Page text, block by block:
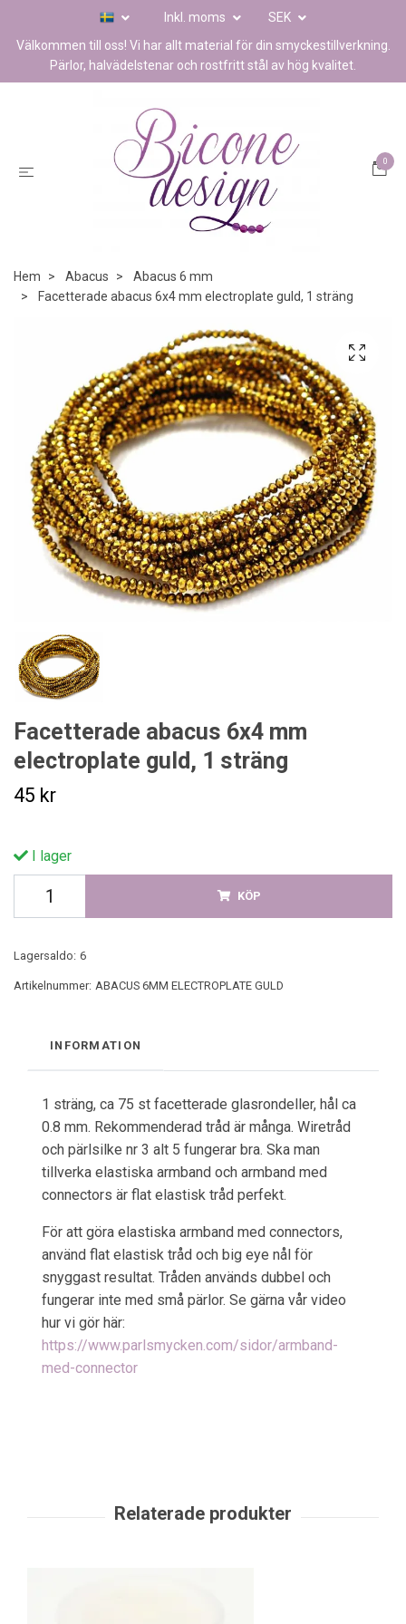
Inkl. moms
SEK
Välkommen till oss! Vi har allt material för din smyckestillverkning.
Pärlor, halvädelstenar och rostfritt stål av hög kvalitet.
0
Hem Abacus
Abacus 6 mm
Facetterade abacus 6x4 mm electroplate guld, 1 sträng
Facetterade abacus 6x4 mm
electroplate guld, 1 sträng
45 kr
I lager
KÖP
Lagersaldo: 6
Artikelnummer: ABACUS 6MM ELECTROPLATE GULD
INFORMATION
1 sträng, ca 75 st facetterade glasrondeller, hål ca
0.8 mm. Rekommenderad tråd är många. Wiretråd
och pärlsilke nr 3 alt 5 fungerar bra. Ska man
tillverka elastiska armband och armband med
connectors är flat elastisk tråd perfekt.
För att göra elastiska armband med connectors,
använd flat elastisk tråd och big eye nål för
snyggast resultat. Tråden används dubbel och
fungerar inte med små pärlor. Se gärna vår video
hur vi gör här:
https://www.parlsmycken.com/sidor/armband-
med-connector